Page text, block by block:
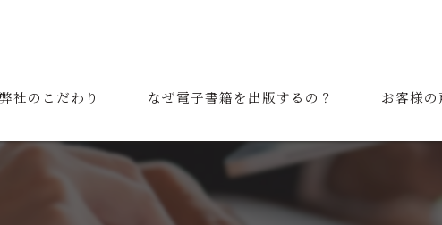
弊社のこだわり
表挨拶
なぜ電子書籍を出版するの？ お客様の